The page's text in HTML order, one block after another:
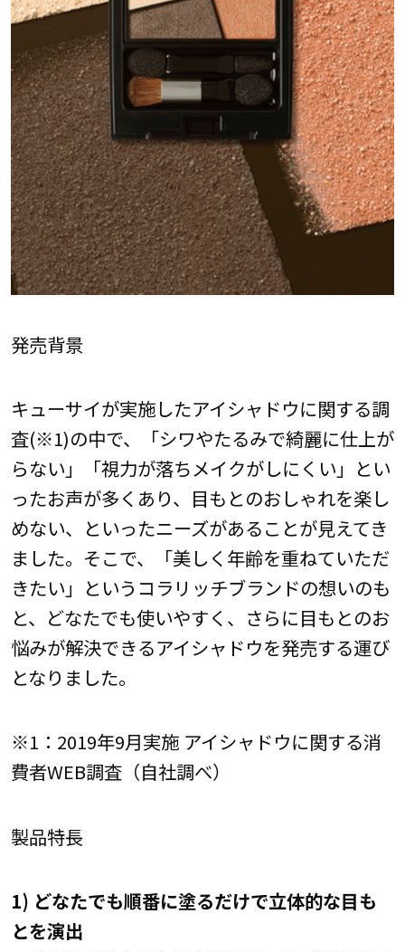
発売背景
キューサイが実施したアイシャドウに関する調
査(※1)の中で、「シワやたるみで綺麗に仕上が
らない」「視力が落ちメイクがしにくい」とい
ったお声が多くあり、目もとのおしゃれを楽し
めない、といったニーズがあることが見えてき
ました。そこで、「美しく年齢を重ねていただ
きたい」というコラリッチブランドの想いのも
と、どなたでも使いやすく、さらに目もとのお
悩みが解決できるアイシャドウを発売する運び
となりました。
※1：2019年9月実施 アイシャドウに関する消
費者WEB調査（自社調べ）
製品特長
1) どなたでも順番に塗るだけで立体的な目も
とを演出